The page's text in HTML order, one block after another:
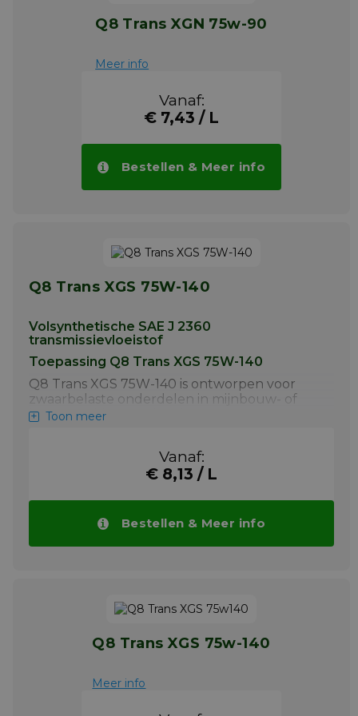
Q8 Trans XGN 75w-90
Meer info
Vanaf:
€ 7,43 / L
Bestellen & Meer info
Q8 Trans XGS 75W-140
Volsynthetische SAE J 2360
transmissievloeistof
Toepassing Q8 Trans XGS 75W-140
Q8 Trans XGS 75W-140 is ontworpen voor
zwaarbelaste onderdelen in mijnbouw- of
bouwmachines zoals achterassen,
temperatuur vereisen. Dit product voldoet
aan de vereisten van Scania STO 1:0,MAN 341
Toon meer
Vanaf:
€ 8,13 / L
Bestellen & Meer info
Q8 Trans XGS 75w-140
Meer info